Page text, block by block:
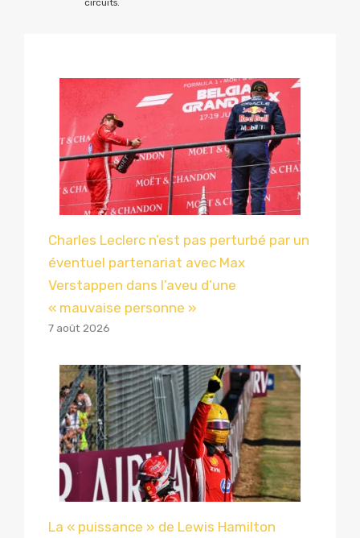
circuits.
Charles Leclerc n’est pas perturbé par un
éventuel partenariat avec Max
Verstappen dans l’aveu d’une
« mauvaise personne »
7 août 2026
La « puissance » de Lewis Hamilton